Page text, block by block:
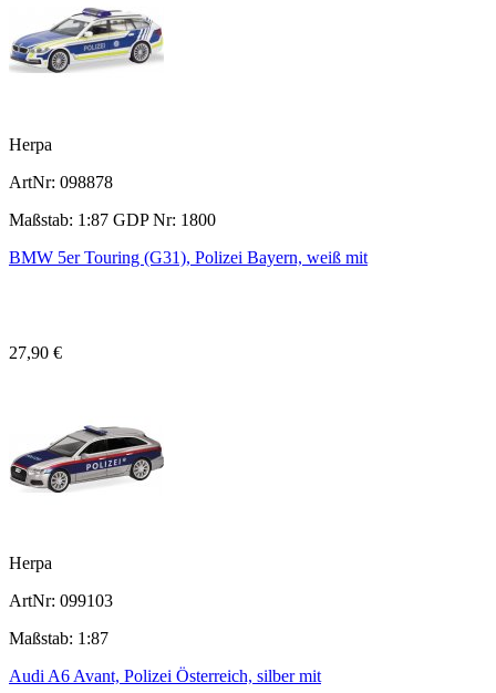
Herpa
ArtNr: 098878
Maßstab: 1:87 GDP Nr: 1800
BMW 5er Touring (G31), Polizei Bayern, weiß mit
27,90 €
Herpa
ArtNr: 099103
Maßstab: 1:87
Audi A6 Avant, Polizei Österreich, silber mit